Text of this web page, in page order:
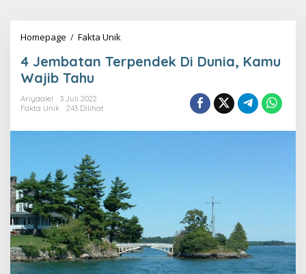
Homepage / Fakta Unik
Terpendek
Di
4 Jembatan Terpendek Di Dunia, Kamu
Wajib Tahu
Ariyaalel
3 Juli 2022
Fakta Unik
243 Dilihat